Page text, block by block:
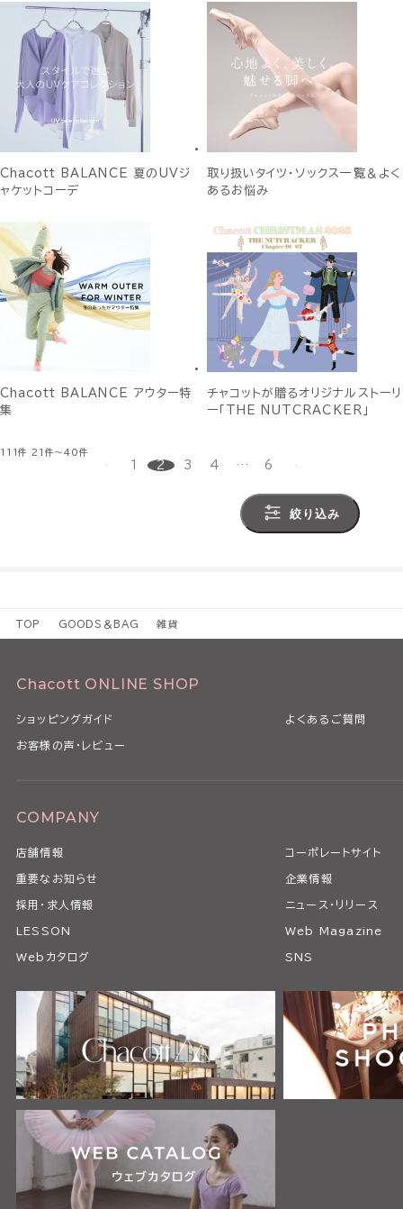
Chacott BALANCE 夏のUVジ
ャケットコーデ
取り扱いタイツ・ソックス一覧＆よく
あるお悩み
Chacott BALANCE アウター特
集
チャコットが贈るオリジナルストーリ
ー「THE NUTCRACKER」
111件 21件～40件
1 2 3 4 … 6
絞り込み
TOP GOODS＆BAG 雑貨
Chacott ONLINE SHOP
ショッピングガイド よくあるご質問
お客様の声・レビュー
COMPANY
店舗情報 コーポレートサイト
重要なお知らせ 企業情報
採用・求人情報 ニュース・リリース
LESSON Web Magazine
Webカタログ SNS